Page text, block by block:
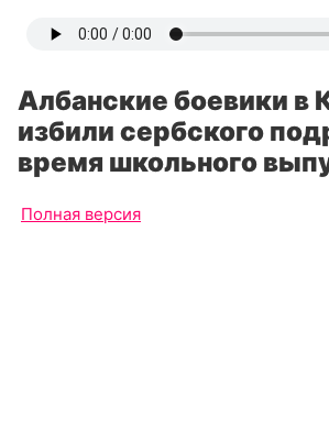
Албанские боевики в
избили сербского
время школьного
Полная версия